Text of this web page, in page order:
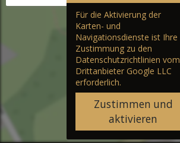
Für die Aktivierung der
Karten- und
Navigationsdienste ist Ihre
Zustimmung zu den
Datenschutzrichtlinien vom
Drittanbieter Google LLC
erforderlich.
Zustimmen und
aktivieren